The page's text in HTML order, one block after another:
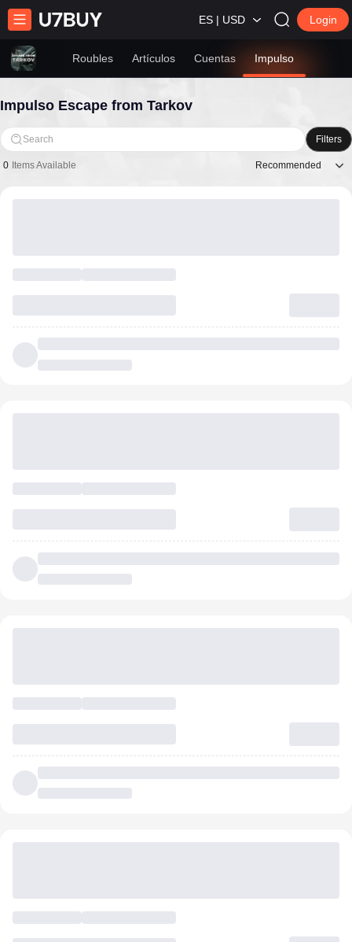
ES | USD Login
Roubles Artículos Cuentas Impulso
Impulso Escape from Tarkov
Search Filters
0 Items Available Recommended